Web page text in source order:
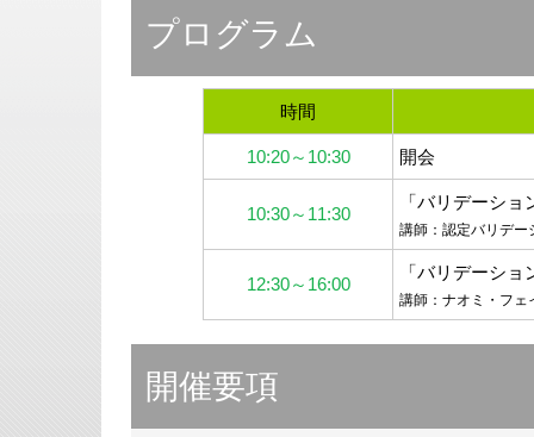
プログラム
時間
10:20～10:30 開会
10:30～11:30
「バリデーシ
講師：認定バリデー
12:30～16:00
「バリデーシ
講師：ナオミ・フェ
開催要項